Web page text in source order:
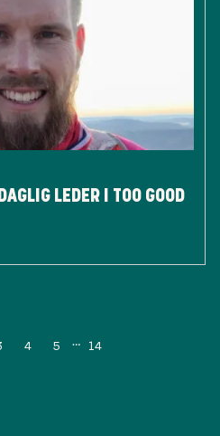
LEDER I TOO GOOD
4 5 14